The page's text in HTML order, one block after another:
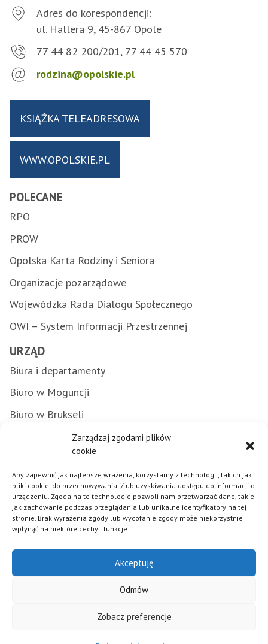
Zarządzaj zgodami plików
cookie
Aby zapewnić jak najlepsze wrażenia, korzystamy z technologii, takich jak
pliki cookie, do przechowywania i/lub uzyskiwania dostępu do informacji o
urządzeniu. Zgoda na te technologie pozwoli nam przetwarzać dane, takie
jak zachowanie podczas przeglądania lub unikalne identyfikatory na tej
stronie. Brak wyrażenia zgody lub wycofanie zgody może niekorzystnie
wpłynąć na niektóre cechy i funkcje.
Akceptuję
Odmów
Zobacz preferencje
Adres do korespondencji:
ul. Hallera 9, 45-867 Opole
77 44 82 200/201, 77 44 45 570
rodzina@opolskie.pl
KSIĄŻKA TELEADRESOWA
WWW.OPOLSKIE.PL
POLECANE
RPO
PROW
Opolska Karta Rodziny i Seniora
Organizacje pozarządowe
Wojewódzka Rada Dialogu Społecznego
OWI – System Informacji Przestrzennej
URZĄD
Biura i departamenty
Biuro w Moguncji
Biuro w Brukseli
Załatwianie spraw w urzędzie
Zamówienia publiczne
Punkty Informacyjne FE
Praca w urzędzie
Klauzula informacyjna RODO